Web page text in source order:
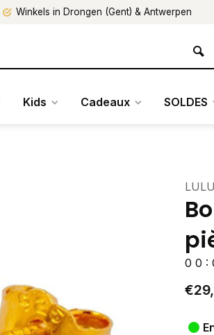
Winkels in Drongen (Gent) & Antwerpen
Kids Cadeaux SOLDES
0 0 :